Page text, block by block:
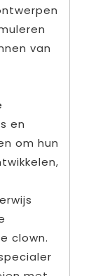
van
en
om hun
clown.